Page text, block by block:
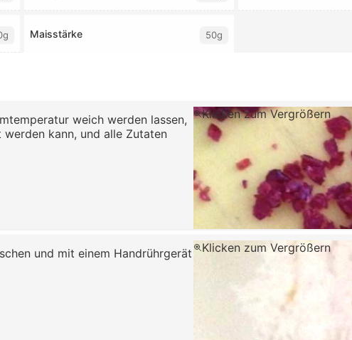
Maisstärke 50g
weich werden lassen,
kann, und alle Zutaten
Klicken zum Vergrößern
und mit einem Handrührgerät
Klicken zum Vergrößern